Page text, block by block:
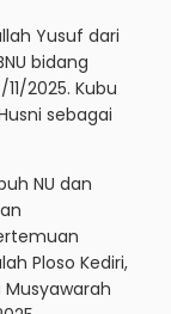
Yusuf dari
bidang
2025. Kubu
sebagai
NU dan
Ploso Kediri,